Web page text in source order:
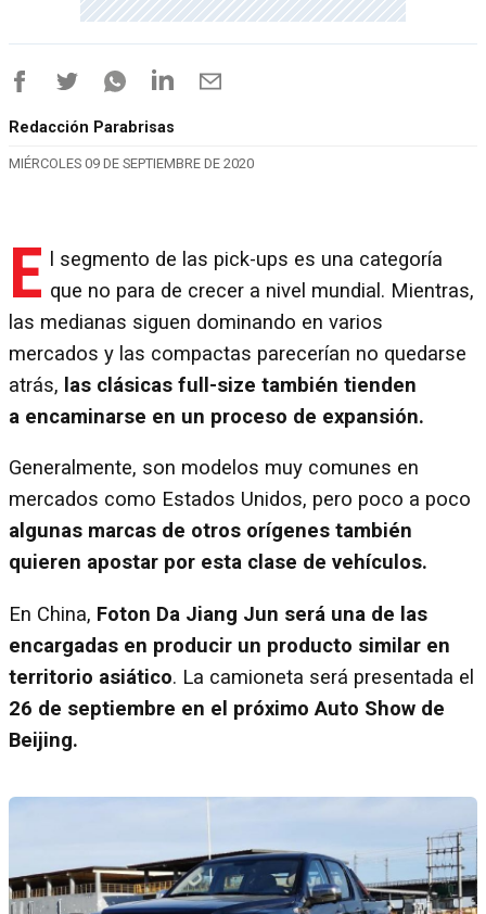
Redacción Parabrisas
MIÉRCOLES 09 DE SEPTIEMBRE DE 2020
E
l segmento de las pick-ups es una categoría
que no para de crecer a nivel mundial. Mientras,
las medianas siguen dominando en varios
mercados y las compactas parecerían no quedarse
atrás, las clásicas full-size también tienden
a encaminarse en un proceso de expansión.
Generalmente, son modelos muy comunes en
mercados como Estados Unidos, pero poco a poco
algunas marcas de otros orígenes también
quieren apostar por esta clase de vehículos.
En China, Foton Da Jiang Jun será una de las
encargadas en producir un producto similar en
territorio asiático. La camioneta será presentada el
26 de septiembre en el próximo Auto Show de
Beijing.